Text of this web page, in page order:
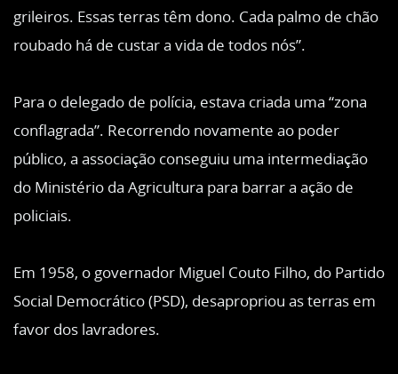
grileiros. Essas terras têm dono. Cada palmo de chão
roubado há de custar a vida de todos nós”.
Para o delegado de polícia, estava criada uma “zona
conflagrada”. Recorrendo novamente ao poder
público, a associação conseguiu uma intermediação
do Ministério da Agricultura para barrar a ação de
policiais.
Em 1958, o governador Miguel Couto Filho, do Partido
Social Democrático (PSD), desapropriou as terras em
favor dos lavradores.